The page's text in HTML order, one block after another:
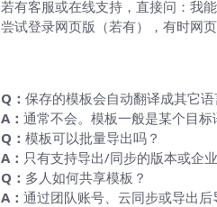
若有客服或在线支持，直接问：我
尝试登录网页版（若有），有时网
Q： 保存的模板会自动翻译成其它语
A： 通常不会。模板一般是某个目
Q： 模板可以批量导出吗？
A： 只有支持导出/同步的版本或企
Q： 多人如何共享模板？
A： 通过团队账号、云同步或导出后